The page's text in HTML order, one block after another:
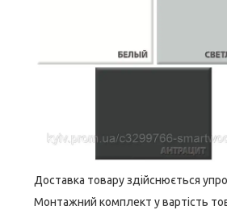
Доставка товару здійснюється
Монтажний комплект у вартість